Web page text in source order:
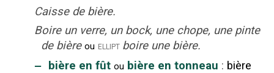
Caisse de bière.
Boire un verre, un bock, une chope, une pinte
de bière ou ellipt boire une bière.
‒ bière en fût ou bière en tonneau : bière